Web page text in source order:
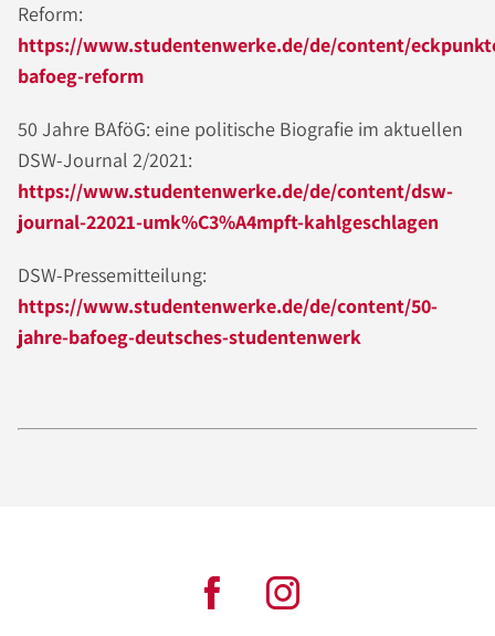
Reform:
https://www.studentenwerke.de/de/content/
bafoeg-reform
50 Jahre BAföG: eine politische Biografie im aktuellen
DSW-Journal 2/2021:
https://www.studentenwerke.de/de/content/dsw-
journal-22021-umk%C3%A4mpft-kahlgeschlagen
DSW-Pressemitteilung:
https://www.studentenwerke.de/de/content/50-
jahre-bafoeg-deutsches-studentenwerk